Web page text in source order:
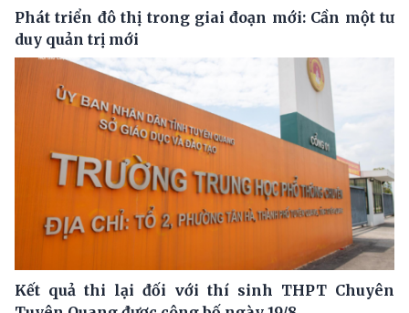
Phát triển đô thị trong giai đoạn mới: Cần một tư
duy quản trị mới
Kết quả thi lại đối với thí sinh THPT Chuyên